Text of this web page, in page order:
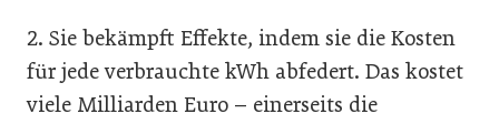
2. Sie bekämpft Effekte, indem sie die Kosten
für jede verbrauchte kWh abfedert. Das kostet
viele Milliarden Euro – einerseits die